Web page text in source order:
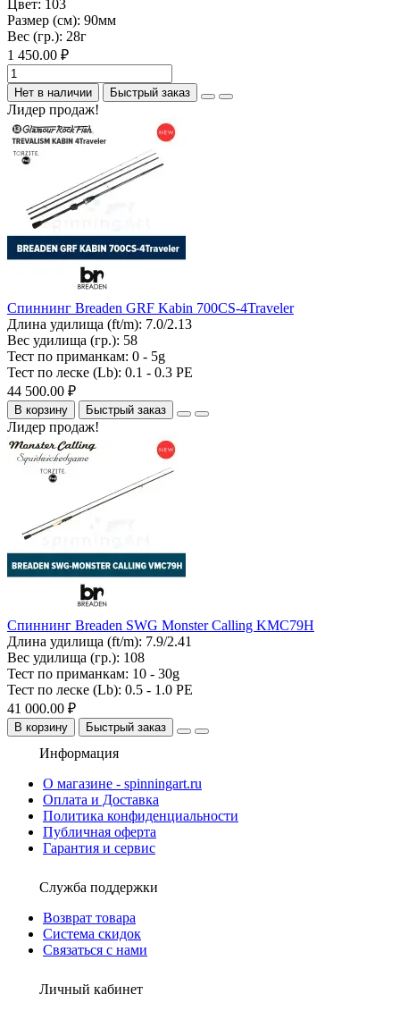
Цвет: 103
Размер (см): 90мм
Вес (гр.): 28г
1 450.00 ₽
Нет в наличии Быстрый заказ
Лидер продаж!
Спиннинг Breaden GRF Kabin 700CS-4Traveler
Длина удилища (ft/m): 7.0/2.13
Вес удилища (гр.): 58
Тест по приманкам: 0 - 5g
Тест по леске (Lb): 0.1 - 0.3 PE
44 500.00 ₽
В корзину Быстрый заказ
Лидер продаж!
Спиннинг Breaden SWG Monster Calling KMC79H
Длина удилища (ft/m): 7.9/2.41
Вес удилища (гр.): 108
Тест по приманкам: 10 - 30g
Тест по леске (Lb): 0.5 - 1.0 PE
41 000.00 ₽
В корзину Быстрый заказ
Информация
О магазине - spinningart.ru
Оплата и Доставка
Политика конфиденциальности
Публичная оферта
Гарантия и сервис
Служба поддержки
Возврат товара
Система скидок
Связаться с нами
Личный кабинет